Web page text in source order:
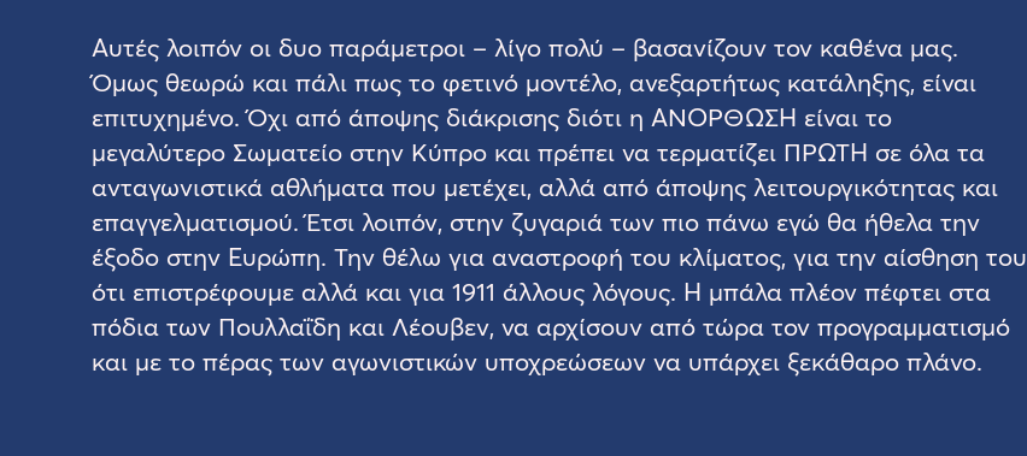
Αυτές λοιπόν οι δυο παράμετροι – λίγο πολύ – βασανίζουν τον καθένα μας.
Όμως θεωρώ και πάλι πως το φετινό μοντέλο, ανεξαρτήτως κατάληξης, είναι
επιτυχημένο. Όχι από άποψης διάκρισης διότι η ΑΝΟΡΘΩΣΗ είναι το
μεγαλύτερο Σωματείο στην Κύπρο και πρέπει να τερματίζει ΠΡΩΤΗ σε όλα τα
ανταγωνιστικά αθλήματα που μετέχει, αλλά από άποψης λειτουργικότητας και
επαγγελματισμού. Έτσι λοιπόν, στην ζυγαριά των πιο πάνω εγώ θα ήθελα την
έξοδο στην Ευρώπη. Την θέλω για αναστροφή του κλίματος, για την αίσθηση του
ότι επιστρέφουμε αλλά και για 1911 άλλους λόγους. Η μπάλα πλέον πέφτει στα
πόδια των Πουλλαΐδη και Λέουβεν, να αρχίσουν από τώρα τον προγραμματισμό
και με το πέρας των αγωνιστικών υποχρεώσεων να υπάρχει ξεκάθαρο πλάνο.